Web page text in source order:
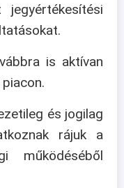
is aktívan
és jogilag
rájuk a
működéséből